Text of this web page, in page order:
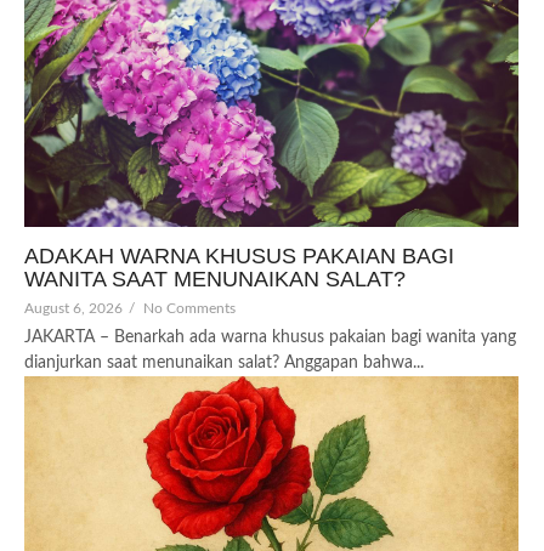
ADAKAH WARNA KHUSUS PAKAIAN BAGI
WANITA SAAT MENUNAIKAN SALAT?
August 6, 2026 / No Comments
JAKARTA – Benarkah ada warna khusus pakaian bagi wanita yang
dianjurkan saat menunaikan salat? Anggapan bahwa...